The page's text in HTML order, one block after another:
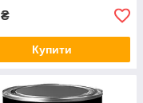
₴
Купити